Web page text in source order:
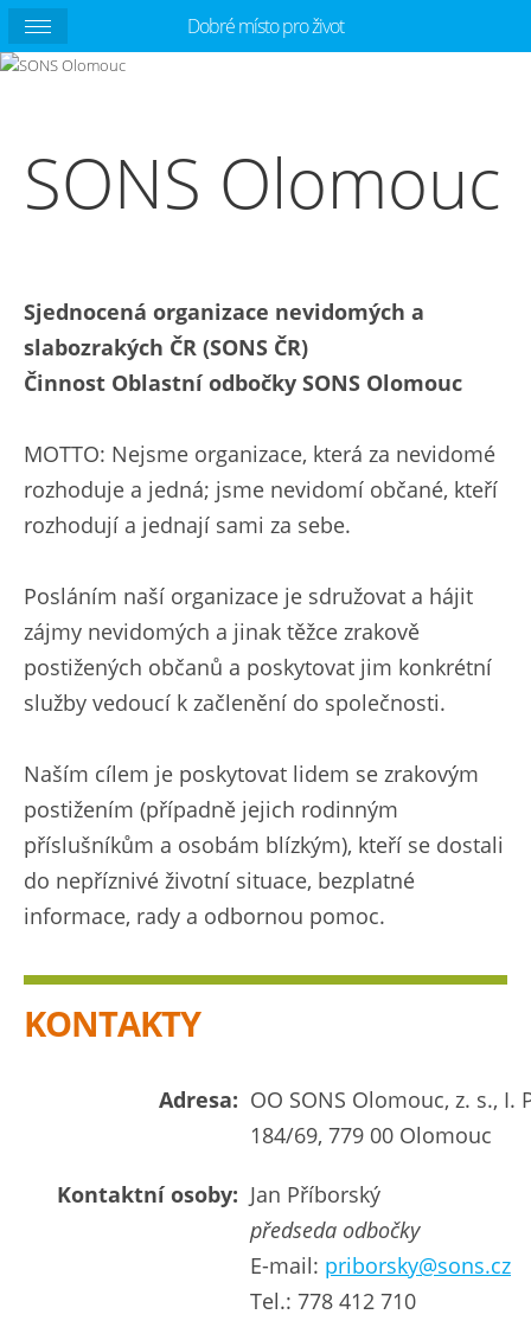
SONS Olomouc
Sjednocená organizace nevidomých a
slabozrakých ČR (SONS ČR)
Činnost Oblastní odbočky SONS Olomouc
MOTTO: Nejsme organizace, která za nevidomé
rozhoduje a jedná; jsme nevidomí občané, kteří
rozhodují a jednají sami za sebe.
Posláním naší organizace je sdružovat a hájit
zájmy nevidomých a jinak těžce zrakově
postižených občanů a poskytovat jim konkrétní
služby vedoucí k začlenění do společnosti.
Naším cílem je poskytovat lidem se zrakovým
postižením (případně jejich rodinným
příslušníkům a osobám blízkým), kteří se dostali
do nepříznivé životní situace, bezplatné
informace, rady a odbornou pomoc.
KONTAKTY
Adresa: OO SONS Olomouc, z. s., I.
184/69, 779 00 Olomouc
Kontaktní osoby: Jan Příborský
předseda odbočky
E-mail: priborsky@sons.cz
Tel.: 778 412 710
Dobré místo pro život